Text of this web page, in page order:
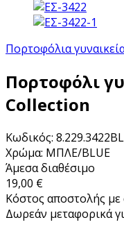
Πορτοφόλια
Πορτοφόλι
Collection
Κωδικός:
Χρώμα: ΜΠΛΕ/BLUE
Άμεσα διαθέσιμο
19,00 €
Κόστος αποστολής
Δωρεάν μεταφορικά